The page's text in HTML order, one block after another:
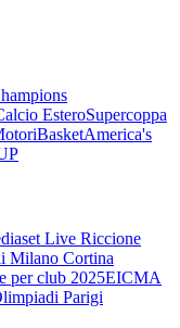
EsteroSupercoppa
BasketAmerica's
Live Riccione
Milano Cortina
per club 2025EICMA
Parigi